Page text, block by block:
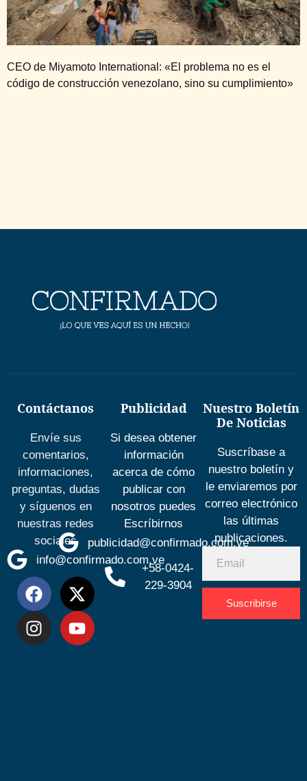
CEO de Miyamoto International: «El problema no es el
código de construcción venezolano, sino su cumplimiento»
Contáctanos
Envíe sus
comentarios,
informaciones,
preguntas, dudas
y síguenos en
nuestras redes
sociales
info@confirmado.com.ve
Publicidad
Si desea obtener
información
acerca de cómo
publicar con
nosotros puedes
Escríbirnos
publicidad@confirmado.com.ve
+58-0424-
229-3904
Nuestro Boletín
De Noticias
Suscríbase a
nuestro boletín y
le enviaremos por
correo electrónico
las últimas
publicaciones.
Suscribirse